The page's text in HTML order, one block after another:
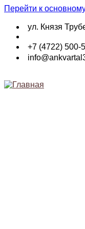
Перейти к
ул. Князя
+7 (4722) 500-